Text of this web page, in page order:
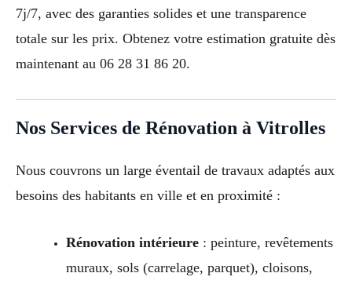
7j/7, avec des garanties solides et une transparence
totale sur les prix. Obtenez votre estimation gratuite dès
maintenant au 06 28 31 86 20.
Nos Services de Rénovation à Vitrolles
Nous couvrons un large éventail de travaux adaptés aux
besoins des habitants en ville et en proximité :
Rénovation intérieure: peinture, revêtements
muraux, sols (carrelage, parquet), cloisons,